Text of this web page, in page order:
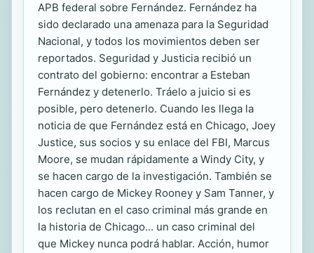
APB federal sobre Fernández. Fernández ha
sido declarado una amenaza para la Seguridad
Nacional, y todos los movimientos deben ser
reportados. Seguridad y Justicia recibió un
contrato del gobierno: encontrar a Esteban
Fernández y detenerlo. Tráelo a juicio si es
posible, pero detenerlo. Cuando les llega la
noticia de que Fernández está en Chicago, Joey
Justice, sus socios y su enlace del FBI, Marcus
Moore, se mudan rápidamente a Windy City, y
se hacen cargo de la investigación. También se
hacen cargo de Mickey Rooney y Sam Tanner, y
los reclutan en el caso criminal más grande en
la historia de Chicago... un caso criminal del
que Mickey nunca podrá hablar. Acción, humor